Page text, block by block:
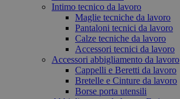
Intimo tecnico da lavoro
Maglie tecniche da lavoro
Pantaloni tecnici da lavoro
Calze tecniche da lavoro
Accessori tecnici da lavoro
Accessori abbigliamento da lavoro
Cappelli e Beretti da lavoro
Bretelle e Cinture da lavoro
Borse porta utensili